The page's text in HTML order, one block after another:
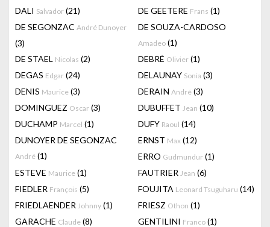
DALI Salvador (21) DE GEETERE Frans (1)
DE SEGONZAC André Dunoyer
(3)
DE SOUZA-CARDOSO
Amadeo (1)
DE STAEL Nicolas (2) DEBRÉ Olivier (1)
DEGAS Edgar (24) DELAUNAY Sonia (3)
DENIS Maurice (3) DERAIN André (3)
DOMINGUEZ Oscar (3) DUBUFFET Jean (10)
DUCHAMP Marcel (1) DUFY Raoul (14)
DUNOYER DE SEGONZAC
André (1)
ERNST Max (12)
ERRO Gudmundur (1)
ESTEVE Maurice (1) FAUTRIER Jean (6)
FIEDLER François (5) FOUJITA Leonard Tsuguharu (14)
FRIEDLAENDER Johnny (1) FRIESZ Othon (1)
GARACHE Claude (8) GENTILINI Franco (1)